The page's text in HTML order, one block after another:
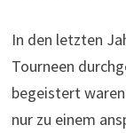
In den letzten
Tourneen
begeistert
nur zu einem